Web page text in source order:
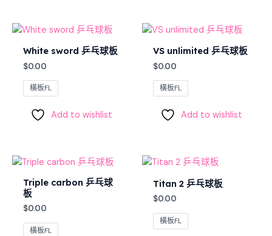
White sword 乒乓球板
$0.00
橫板FL
Add to wishlist
VS unlimited 乒乓球板
$0.00
橫板FL
Add to wishlist
Triple carbon 乒乓球
板
$0.00
橫板FL
Titan 2 乒乓球板
$0.00
橫板FL